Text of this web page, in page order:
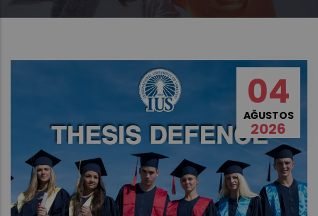
04
AĞUSTOS
2026